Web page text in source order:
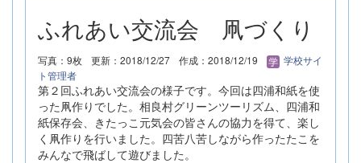
ふれあい交流会 凧づくり
写真：9枚 更新：2018/12/27 作成：2018/12/19
学校サイ
ト管理者
第２回ふれあい交流会の様子です。今回は四浦和紙を使
った凧作りでした。相良村グリーンツーリズム、四浦和
紙保存会、きたっこ元気会の皆さんの協力を得て、楽し
く凧作りを行いました。四苦八苦しながら作ったたこを
みんなで飛ばして遊びました。